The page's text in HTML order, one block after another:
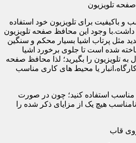
تلویزیون
باکیفیت برای تلویزیون خود استفاده
داشت.با وجود این محافظ صفحه تلویزیون
مثل پرتاب اشیا بسیار محکم و سنگین
شده است تا جلوی برخورد اشیا
تلویزیون را بگیرید؛ لذا محافظ صفحه
یا محیط های کاری مناسب
مناسب استفاده کنید؛ چون در صورت
هیچ یک از مزایای ذکر شده را
قاب